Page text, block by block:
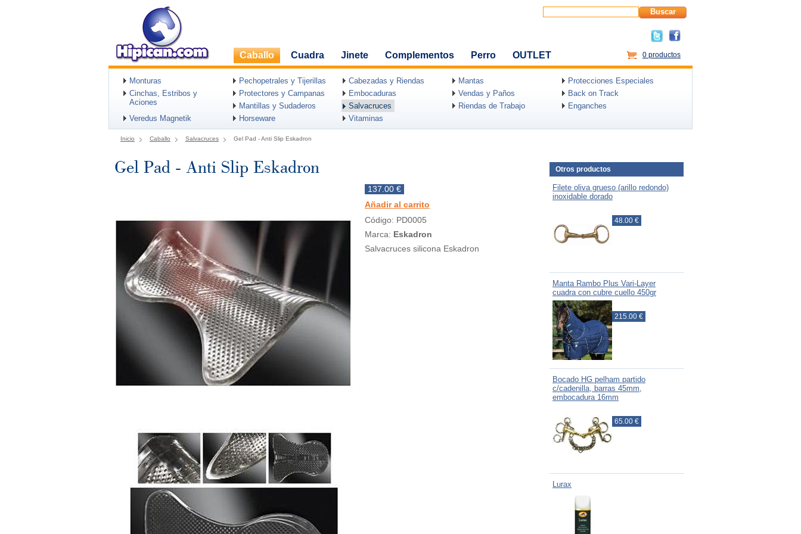
Buscar
Caballo Cuadra Jinete Complementos Perro OUTLET 0 productos
Monturas Pechopetrales y Tijerillas Cabezadas y Riendas Mantas
Protecciones Especiales
Cinchas, Estribos y
Aciones
Protectores y Campanas Embocaduras Vendas y Paños
Back on Track
Mantillas y Sudaderos
Salvacruces Riendas de Trabajo
Enganches
Veredus Magnetik
Horseware Vitaminas
Inicio Caballo Salvacruces Gel Pad - Anti Slip Eskadron
Gel Pad - Anti Slip Eskadron
137.00 €
Añadir al carrito
Código: PD0005
Marca: Eskadron
Salvacruces silicona Eskadron
Otros productos
Filete oliva grueso (arillo redondo)
inoxidable dorado
48.00 €
Manta Rambo Plus Vari-Layer
cuadra con cubre cuello 450gr
215.00 €
Bocado HG pelham partido
c/cadenilla, barras 45mm,
embocadura 16mm
65.00 €
Lurax